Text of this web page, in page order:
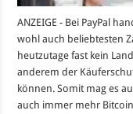
ANZEIGE - Bei PayPal
wohl auch beliebtesten
heutzutage fast kein
anderem der
können. Somit mag es
auch immer mehr